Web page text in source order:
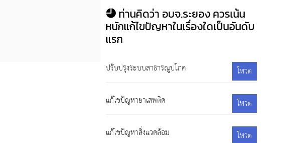
ท่านคิดว่า อบจ.ระยอง ควรเน้น
หนักแก้ไขปัญหาในเรื่องใดเป็นอันดับ
แรก
ปรับปรุงระบบสาธารณูปโภค โหวต
แก้ไขปัญหายาเสพติด โหวต
แก้ไขปัญหาสิ่งแวดล้อม โหวต